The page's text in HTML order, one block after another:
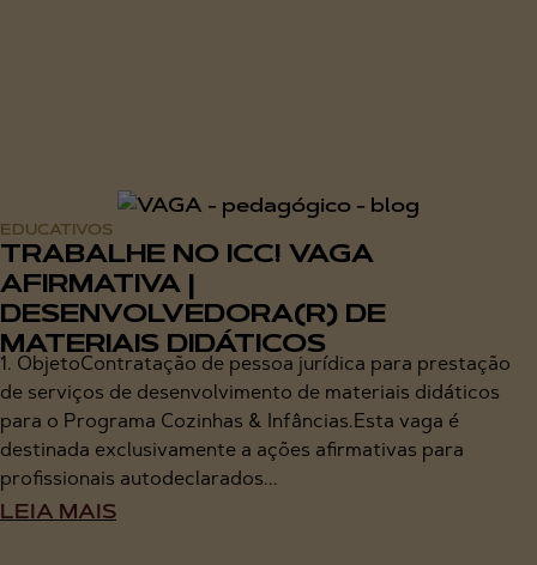
EDUCATIVOS
TRABALHE NO ICC! VAGA
AFIRMATIVA |
DESENVOLVEDORA(R) DE
MATERIAIS DIDÁTICOS
1. ObjetoContratação de pessoa jurídica para prestação
de serviços de desenvolvimento de materiais didáticos
para o Programa Cozinhas & Infâncias.Esta vaga é
destinada exclusivamente a ações afirmativas para
profissionais autodeclarados...
LEIA MAIS